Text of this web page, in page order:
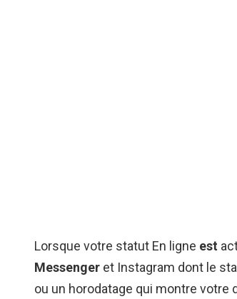
Lorsque votre statut En ligne est
Messenger et Instagram dont le
ou un horodatage qui montre votre